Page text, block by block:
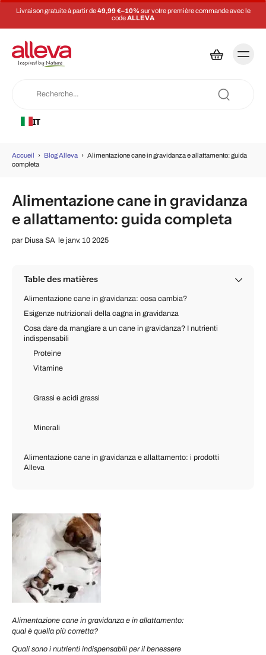
Livraison gratuite à partir de49,99 €–10% sur votre première commande avec le
codeALLEVA
IT
Accueil › Blog Alleva › Alimentazione cane in gravidanza e allattamento: guida
completa
Alimentazione cane in gravidanza
e allattamento: guida completa
par Diusa SA le janv. 10 2025
Table des matières
Alimentazione cane in gravidanza: cosa cambia?
Esigenze nutrizionali della cagna in gravidanza
Cosa dare da mangiare a un cane in gravidanza? I nutrienti
indispensabili
Proteine
Vitamine
Grassi e acidi grassi
Minerali
Alimentazione cane in gravidanza e allattamento: i prodotti
Alleva
Alimentazione cane in gravidanza e in allattamento:
qual è quella più corretta?
Quali sono i nutrienti indispensabili per il benessere